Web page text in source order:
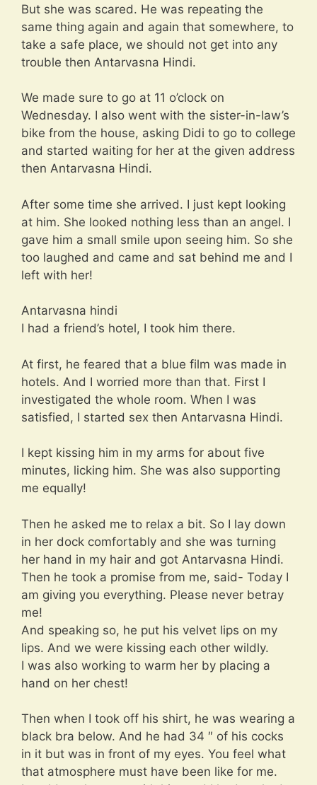
But she was scared. He was repeating the
same thing again and again that somewhere, to
take a safe place, we should not get into any
trouble then Antarvasna Hindi.
We made sure to go at 11 o’clock on
Wednesday. I also went with the sister-in-law’s
bike from the house, asking Didi to go to college
and started waiting for her at the given address
then Antarvasna Hindi.
After some time she arrived. I just kept looking
at him. She looked nothing less than an angel. I
gave him a small smile upon seeing him. So she
too laughed and came and sat behind me and I
left with her!
Antarvasna hindi
I had a friend’s hotel, I took him there.
At first, he feared that a blue film was made in
hotels. And I worried more than that. First I
investigated the whole room. When I was
satisfied, I started sex then Antarvasna Hindi.
I kept kissing him in my arms for about five
minutes, licking him. She was also supporting
me equally!
Then he asked me to relax a bit. So I lay down
in her dock comfortably and she was turning
her hand in my hair and got Antarvasna Hindi.
Then he took a promise from me, said- Today I
am giving you everything. Please never betray
me!
And speaking so, he put his velvet lips on my
lips. And we were kissing each other wildly.
I was also working to warm her by placing a
hand on her chest!
Then when I took off his shirt, he was wearing a
black bra below. And he had 34 ″ of his cocks
in it but was in front of my eyes. You feel what
that atmosphere must have been like for me.